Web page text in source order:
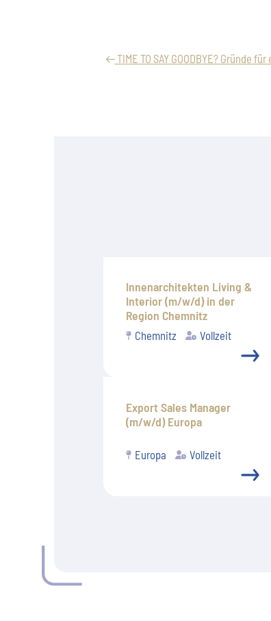
TIME TO SAY GOODBYE? Gründe
Innenarchitekten Living &
Interior (m/w/d) in der
Region Chemnitz
Chemnitz Vollzeit
Export Sales Manager
(m/w/d) Europa
Europa Vollzeit